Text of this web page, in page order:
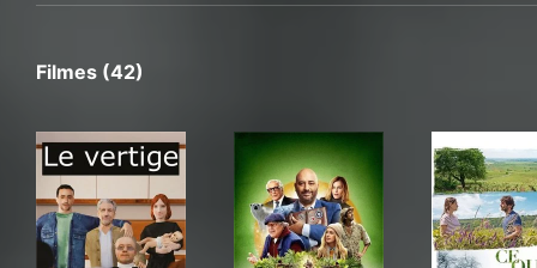
Filmes (42)